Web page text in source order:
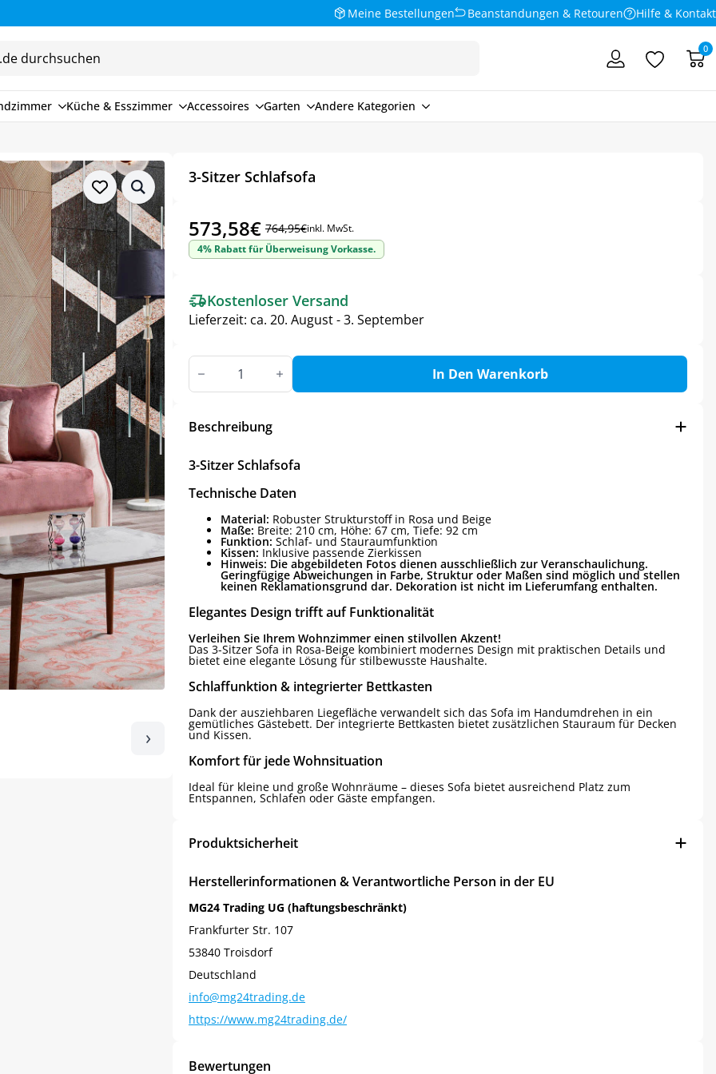
Meine Bestellungen Beanstandungen & Retouren Hilfe & Kontakt
0
Küche & Esszimmer Accessoires Garten Andere Kategorien
›
3-Sitzer Schlafsofa
764,95€
Ursprünglicher
Preis
764,95€
573,58€
Aktueller
Preis
573,58€.
inkl. MwSt.
4% Rabatt für Überweisung Vorkasse.
Kostenloser Versand
Lieferzeit: ca. 20. August - 3. September
3-
Sitzer
Schlafsofa
In Den Warenkorb
Beschreibung
3-Sitzer Schlafsofa
Technische Daten
Material: Robuster Strukturstoff in Rosa und Beige
Maße: Breite: 210 cm, Höhe: 67 cm, Tiefe: 92 cm
Funktion: Schlaf- und Stauraumfunktion
Kissen: Inklusive passende Zierkissen
Hinweis: Die abgebildeten Fotos dienen ausschließlich zur Veranschaulichung.
Geringfügige Abweichungen in Farbe, Struktur oder Maßen sind möglich und stellen
keinen Reklamationsgrund dar. Dekoration ist nicht im Lieferumfang enthalten.
Elegantes Design trifft auf Funktionalität
Verleihen Sie Ihrem Wohnzimmer einen stilvollen Akzent!
Das 3-Sitzer Sofa in Rosa-Beige kombiniert modernes Design mit praktischen Details und
bietet eine elegante Lösung für stilbewusste Haushalte.
Schlaffunktion & integrierter Bettkasten
Dank der ausziehbaren Liegefläche verwandelt sich das Sofa im Handumdrehen in ein
gemütliches Gästebett. Der integrierte Bettkasten bietet zusätzlichen Stauraum für Decken
und Kissen.
Komfort für jede Wohnsituation
Ideal für kleine und große Wohnräume – dieses Sofa bietet ausreichend Platz zum
Entspannen, Schlafen oder Gäste empfangen.
Produktsicherheit
Herstellerinformationen & Verantwortliche Person in der EU
MG24 Trading UG (haftungsbeschränkt)
Frankfurter Str. 107
53840 Troisdorf
Deutschland
info@mg24trading.de
https://www.mg24trading.de/
Bewertungen